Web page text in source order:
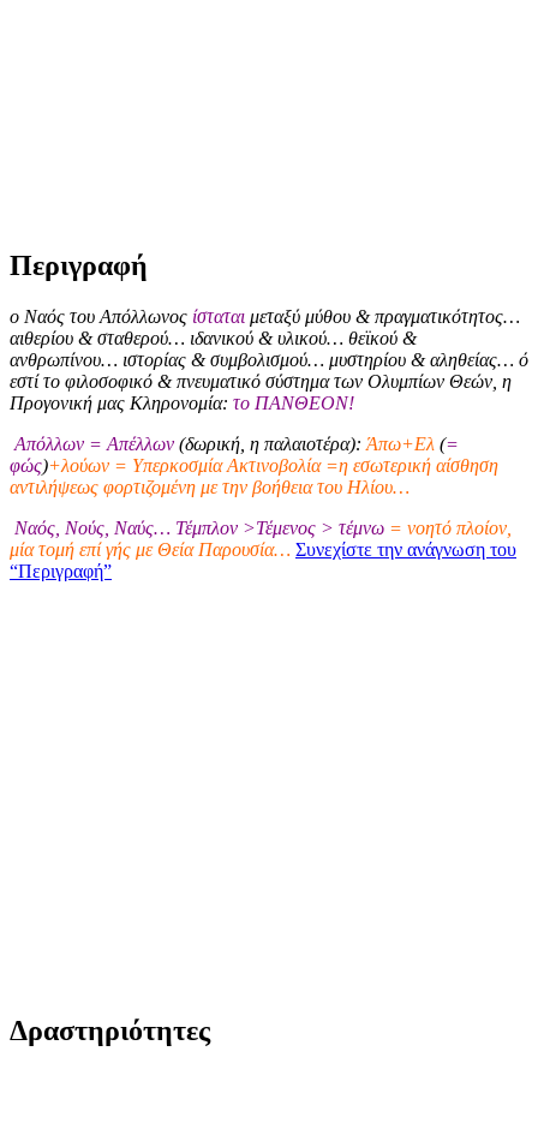
Περιγραφή
ο Ναός του Απόλλωνος ίσταται μεταξύ μύθου & πραγματικότητος…
αιθερίου & σταθερού… ιδανικού & υλικού… θεϊκού &
ανθρωπίνου… ιστορίας & συμβολισμού… μυστηρίου & αληθείας… ό
εστί το φιλοσοφικό & πνευματικό σύστημα των Ολυμπίων Θεών, η
Προγονική μας Κληρονομία: το ΠΑΝΘΕΟΝ!
Απόλλων = Απέλλων (δωρική, η παλαιοτέρα): Άπω+Ελ (=
φώς)+λούων = Υπερκοσμία Ακτινοβολία =η εσωτερική αίσθηση
αντιλήψεως φορτιζομένη με την βοήθεια του Ηλίου…
Ναός, Νούς, Ναύς… Τέμπλον >Τέμενος > τέμνω = νοητό πλοίον,
μία τομή επί γής με Θεία Παρουσία… Συνεχίστε την ανάγνωση του
“Περιγραφή”
Δραστηριότητες